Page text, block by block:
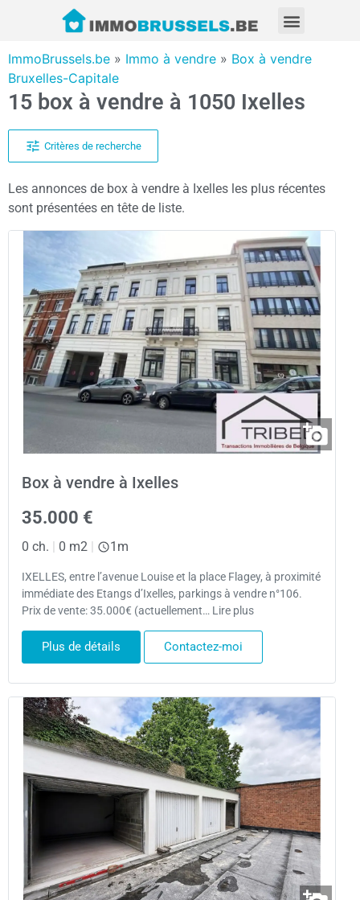
ImmoBrussels.be » Immo à vendre » Box à vendre
Bruxelles-Capitale
15 box à vendre à 1050 Ixelles
Critères de recherche
Les annonces de box à vendre à Ixelles les plus récentes
sont présentées en tête de liste.
Box à vendre à Ixelles
35.000 €
0 ch. 0 m2 1m
IXELLES, entre l’avenue Louise et la place Flagey, à proximité
immédiate des Etangs d’Ixelles, parkings à vendre n°106.
Prix de vente: 35.000€ (actuellement… Lire plus
Plus de détails Contactez-moi